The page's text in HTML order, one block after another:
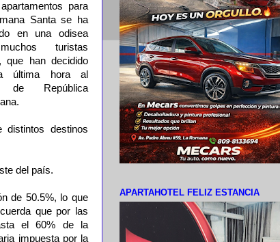
para
Santa se ha
en una odisea
turistas
que han decidido
última hora al
de República
distintos destinos
del país.
de 50.5%, lo que
que por las
el 60% de la
impuesta por la
APARTAHOTEL FELIZ ESTANCIA